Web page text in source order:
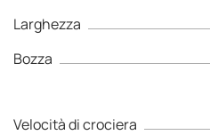
Larghezza
Bozza
Velocità di crociera